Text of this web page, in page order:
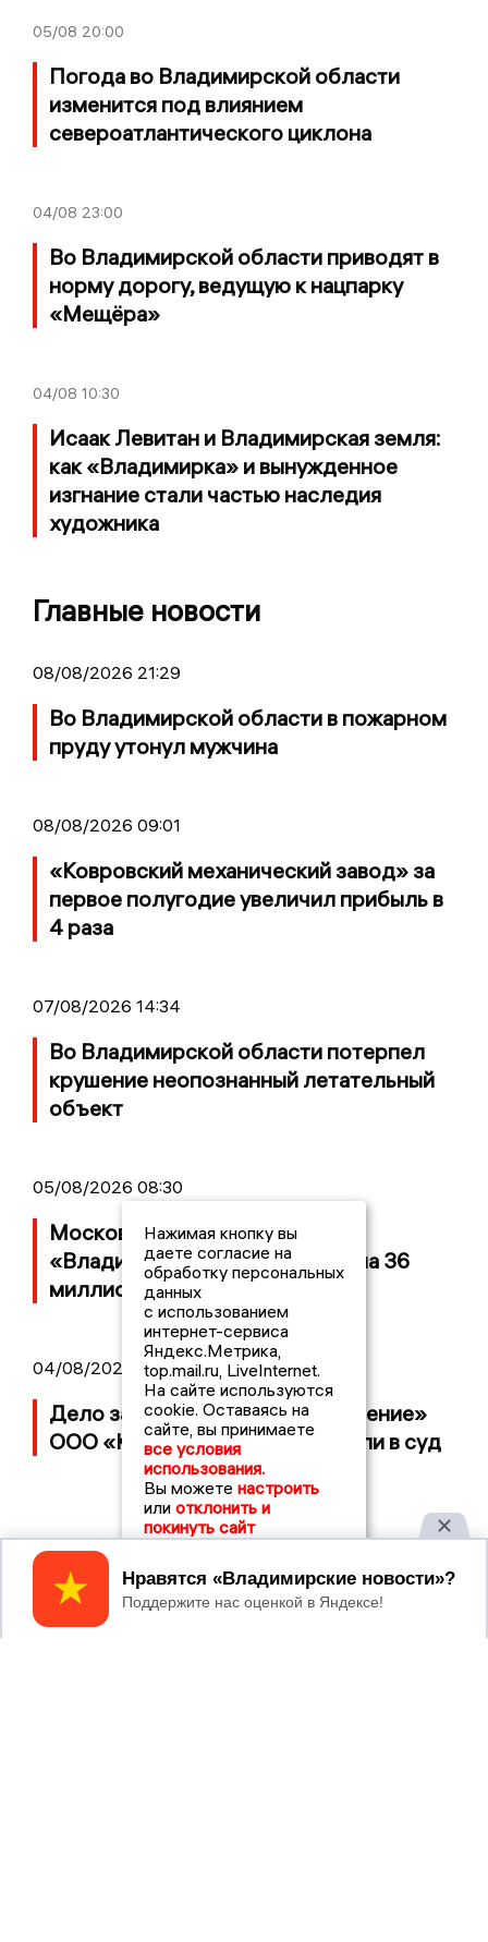
05/08 20:00
Погода во Владимирской области
изменится под влиянием
североатлантического циклона
04/08 23:00
Во Владимирской области приводят в
норму дорогу, ведущую к нацпарку
«Мещёра»
04/08 10:30
Исаак Левитан и Владимирская земля:
как «Владимирка» и вынужденное
изгнание стали частью наследия
художника
Главные новости
08/08/2026 21:29
Во Владимирской области в пожарном
пруду утонул мужчина
08/08/2026 09:01
«Ковровский механический завод» за
первое полугодие увеличил прибыль в
4 раза
07/08/2026 14:34
Во Владимирской области потерпел
крушение неопознанный летательный
объект
05/08/2026 08:30
Московский ЧОП подал иск к
«Владимирскому стандарту» на 36
миллионов рублей
04/08/2026 15:40
Дело застройщика ЖК «Поколение»
ООО «Капитал Строй» передали в суд
ВЛАДИМИРСКИЕ
НОВОСТИ
2017 © NEWSVLADIMIR.RU | СИ
«Информационное агентство
Нажимая кнопку вы
даете согласие на
обработку персональных
данных
с использованием
интернет-сервиса
Яндекс.Метрика,
top.mail.ru, LiveInternet.
На сайте используются
cookie. Оставаясь на
сайте, вы принимаете
все условия
использования.
Вы можете настроить
или отклонить и
покинуть сайт
Принять